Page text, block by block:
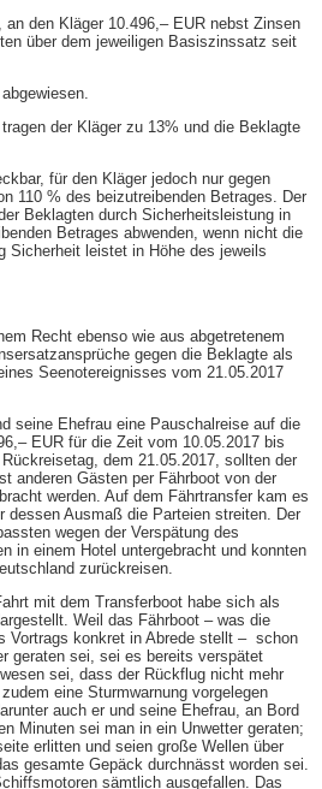
den Kläger 10.496,– EUR nebst Zinsen
über dem jeweiligen Basiszinssatz seit
der Kläger zu 13% und die Beklagte
für den Kläger jedoch nur gegen
110 % des beizutreibenden Betrages. Der
Beklagten durch Sicherheitsleistung in
Betrages abwenden, wenn nicht die
Sicherheit leistet in Höhe des jeweils
Recht ebenso wie aus abgetretenem
gegen die Beklagte als
Seenotereignisses vom 21.05.2017
seine Ehefrau eine Pauschalreise auf die
EUR für die Zeit vom 10.05.2017 bis
dem 21.05.2017, sollten der
anderen Gästen per Fährboot von der
werden. Auf dem Fährtransfer kam es
dessen Ausmaß die Parteien streiten. Der
wegen der Verspätung des
in einem Hotel untergebracht und konnten
zurückreisen.
mit dem Transferboot habe sich als
Weil das Fährboot – was die
Vortrags konkret in Abrede stellt – schon
geraten sei, sei es bereits verspätet
sei, dass der Rückflug nicht mehr
eine Sturmwarnung vorgelegen
auch er und seine Ehefrau, an Bord
Minuten sei man in ein Unwetter geraten;
erlitten und seien große Wellen über
gesamte Gepäck durchnässt worden sei.
sämtlich ausgefallen. Das